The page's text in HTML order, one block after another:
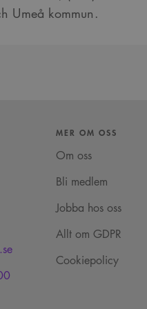
Umeå kommun.
MER OM OSS
Om oss
Bli medlem
Jobba hos oss
Allt om GDPR
Cookiepolicy